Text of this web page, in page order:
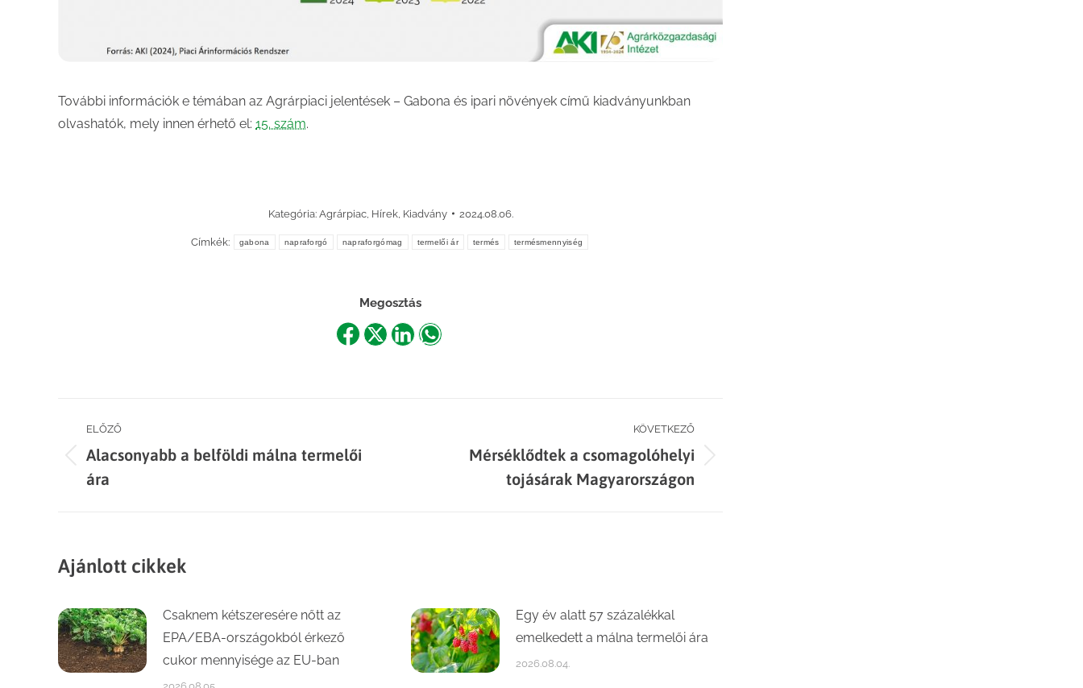
További információk e témában az Agrárpiaci jelentések – Gabona és ipari növények című kiadványunkban
olvashatók, mely innen érhető el: 15. szám.
Kategória: Agrárpiac, Hírek, Kiadvány 2024.08.06.
Címkék: gabona napraforgó napraforgómag termelői ár termés termésmennyiség
Megosztás
ShareShareShareShare
Post
navigation
ELŐZŐ
Previous
post:
Alacsonyabb a belföldi málna termelői
ára
KÖVETKEZŐ
Mérséklődtek a csomagolóhelyi
tojásárak Magyarországon
Ajánlott cikkek
Csaknem kétszeresére nőtt az
EPA/EBA-országokból érkező
cukor mennyisége az EU-ban
Egy év alatt 57 százalékkal
emelkedett a málna termelői ára
2026.08.04.